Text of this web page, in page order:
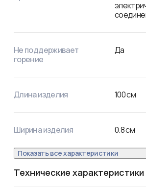
Не поддерживает
горение
Да
Длина изделия 100см
Ширина изделия 0.8см
Показать все характеристики
Технические характеристики